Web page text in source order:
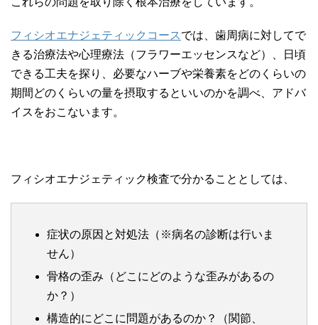
フィシオエナジェティックコース では、歯周病に対してで
きる治療法や心理療法（フラワーエッセンスなど）、日頃
できる工夫を探り、必要なハーブや栄養素をどのくらいの
期間どのくらいの量を摂取するといいのかを調べ、アドバ
イスをおこないます。
フィシオエナジェティック検査で分かることとしては、
症状の原因と対処法（※病名の診断は行いま
せん）
骨格の歪み（どこにどのような歪みがあるの
か？）
構造的にどこに問題があるのか？（関節、